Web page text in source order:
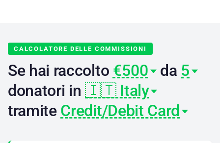
CALCOLATORE DELLE COMMISSIONI
Se hai raccolto €500 da 5
donatori in 🇮🇹 Italy
tramite Credit/Debit Card